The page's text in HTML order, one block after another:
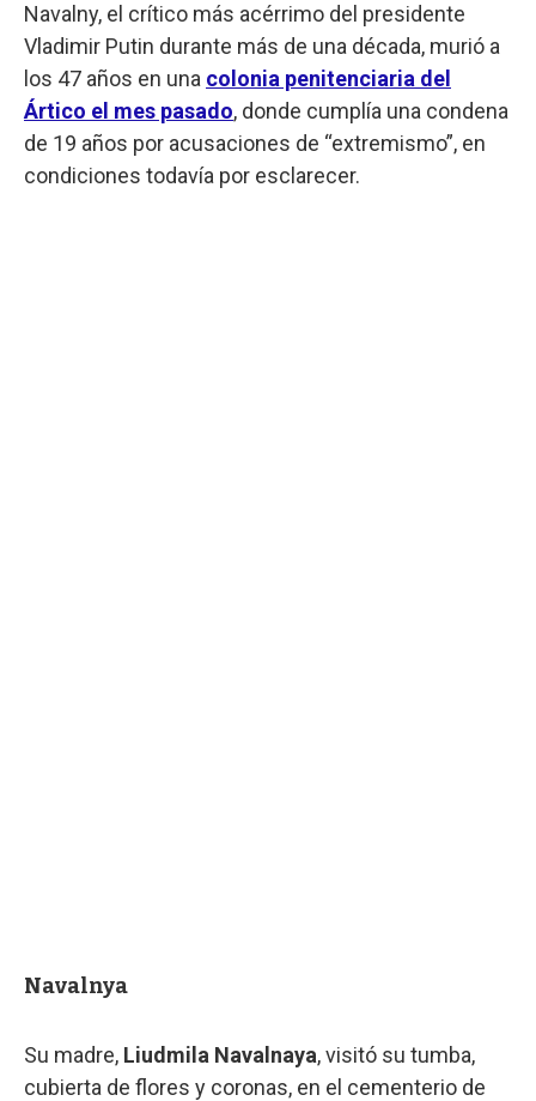
Navalny, el crítico más acérrimo del presidente
Vladimir Putin durante más de una década, murió a
los 47 años en una colonia penitenciaria del
Ártico el mes pasado, donde cumplía una condena
de 19 años por acusaciones de “extremismo”, en
condiciones todavía por esclarecer.
Navalnya
Su madre, Liudmila Navalnaya, visitó su tumba,
cubierta de flores y coronas, en el cementerio de